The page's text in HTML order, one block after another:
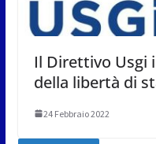
Il Direttivo Usgi
della libertà di
24 Febbraio 2022